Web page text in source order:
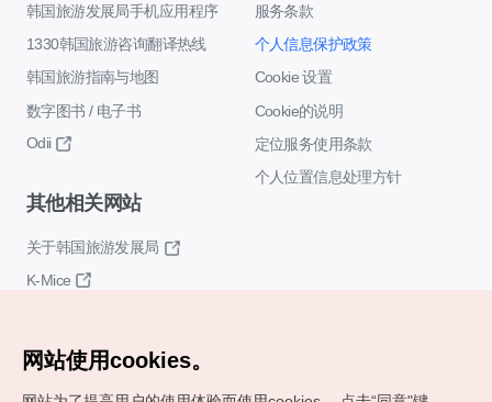
韩国旅游发展局手机应用程序
1330韩国旅游咨询翻译热线
韩国旅游指南与地图
数字图书 / 电子书
Odii
服务条款
个人信息保护政策
Cookie 设置
Cookie的说明
定位服务使用条款
个人位置信息处理方针
其他相关网站
关于韩国旅游发展局
K-Mice
网站使用cookies。